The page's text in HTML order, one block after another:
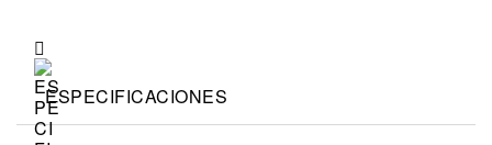
ESPECIFICACIONES